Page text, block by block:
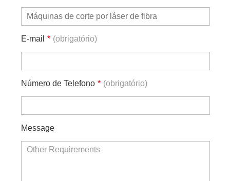
E-mail * (obrigatório)
Número de Telefono * (obrigatório)
Message